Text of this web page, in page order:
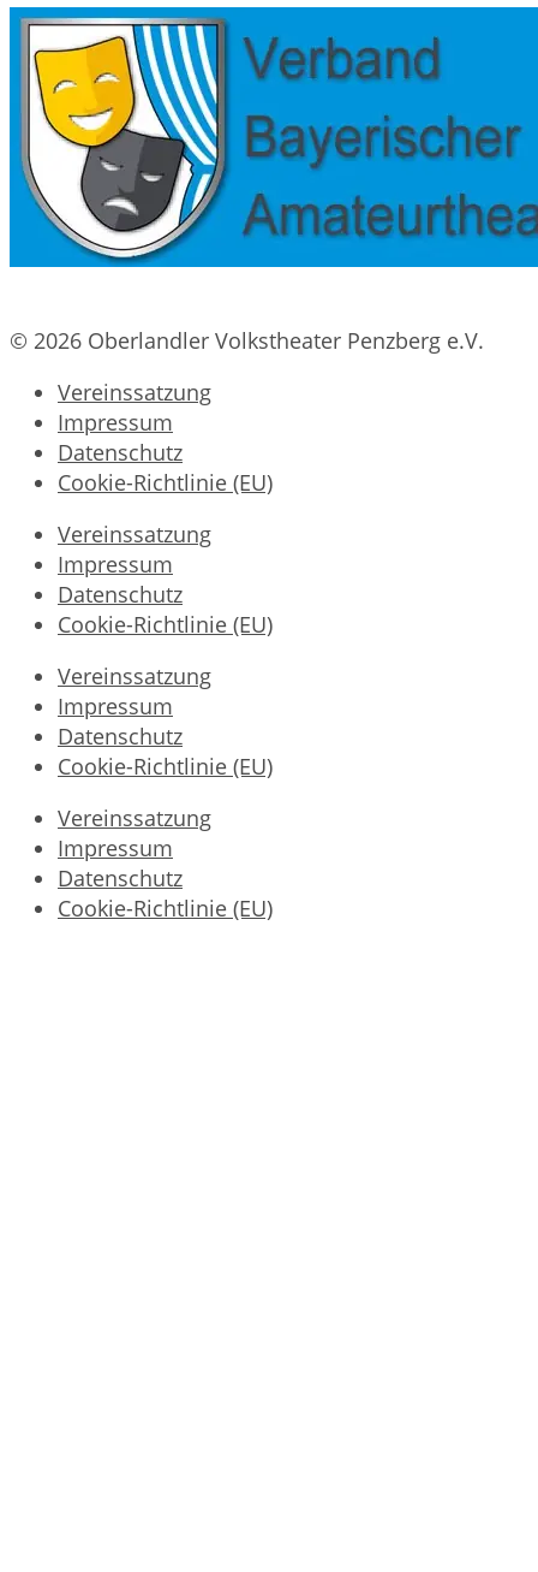
© 2026 Oberlandler Volkstheater Penzberg e.V.
Vereinssatzung
Impressum
Datenschutz
Cookie-Richtlinie (EU)
Vereinssatzung
Impressum
Datenschutz
Cookie-Richtlinie (EU)
Vereinssatzung
Impressum
Datenschutz
Cookie-Richtlinie (EU)
Vereinssatzung
Impressum
Datenschutz
Cookie-Richtlinie (EU)